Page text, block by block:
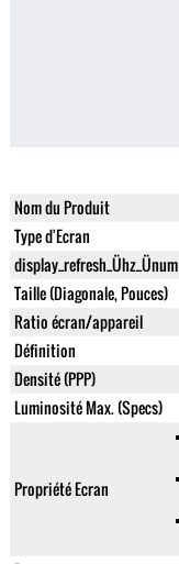
Nom du Produit
Type d'Ecran
display_refresh_Ühz_Ünum
Taille (Diagonale, Pouces)
Ratio écran/appareil
Définition
Densité (PPP)
Luminosité Max. (Specs)
Propriété Ecran